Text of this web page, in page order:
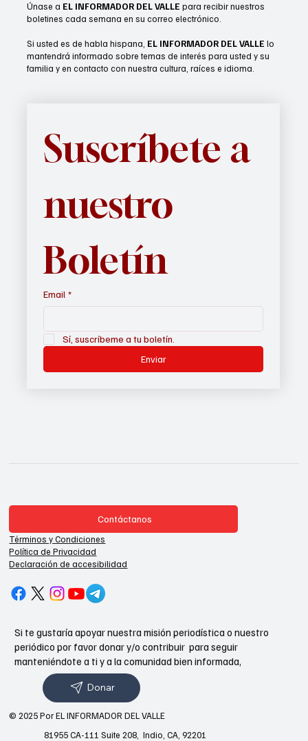
Únase a EL INFORMADOR DEL VALLE para recibir nuestros
boletines cada semana en su correo electrónico.
Si usted es de habla hispana, EL INFORMADOR DEL VALLE lo
mantendrá informado sobre temas de interés para usted y su
familia y en contacto con nuestra cultura, raíces e idioma.
Suscríbete a
nuestro
Boletín
Email *
Sí, suscríbeme a tu boletín.
Enviar
Contáctanos
Términos y Condiciones
Política de Privacidad
Declaración de accesibilidad
Si te gustaría apoyar nuestra misión periodística o nuestro
periódico por favor donar y/o contribuir para seguir
manteniéndote a ti y a la comunidad bien informada,
Donar
81955 CA-111 Suite 208, Indio, CA, 92201
© 2025 Por EL INFORMADOR DEL VALLE